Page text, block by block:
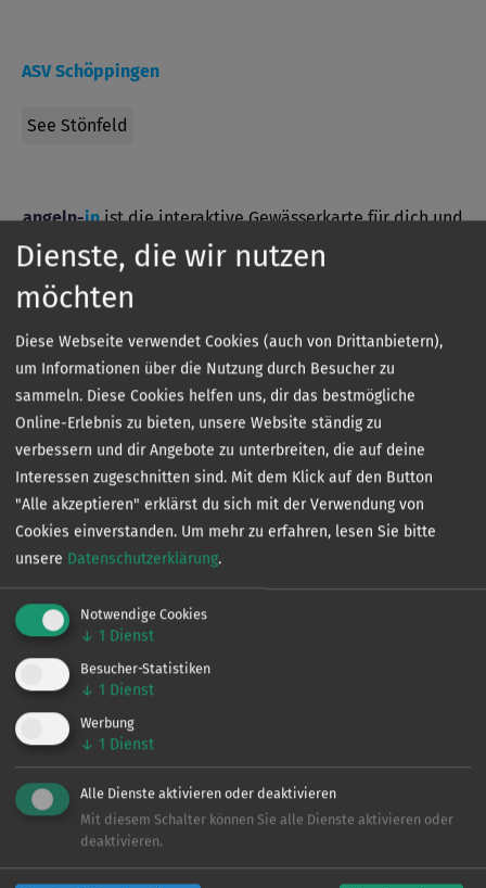
ASV Schöppingen
See Stönfeld
angeln-inist die interaktive Gewässerkarte für dich und
dein Lieblings-Hobby.
Hol dir jetzt die App kostenlos aufs Handy und finde
Angelgewässer in deiner Nähe.
Kontakt
0160 - 90 61 39 43
ingo@angeln-in.de
Dienste, die wir nutzen
möchten
Diese Webseite verwendet Cookies (auch von Drittanbietern),
um Informationen über die Nutzung durch Besucher zu
sammeln. Diese Cookies helfen uns, dir das bestmögliche
Online-Erlebnis zu bieten, unsere Website ständig zu
verbessern und dir Angebote zu unterbreiten, die auf deine
Interessen zugeschnitten sind. Mit dem Klick auf den Button
"Alle akzeptieren" erklärst du sich mit der Verwendung von
Cookies einverstanden. Um mehr zu erfahren, lesen Sie bitte
unsere Datenschutzerklärung.
Notwendige Cookies
↓ 1 Dienst
Besucher-Statistiken
↓ 1 Dienst
Werbung
↓ 1 Dienst
Alle Dienste aktivieren oder deaktivieren
Mit diesem Schalter können Sie alle Dienste aktivieren oder
deaktivieren.